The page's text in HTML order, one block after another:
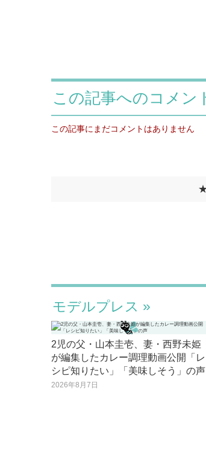
モデルプレス
2児の父・山本圭壱、妻・西野未姫
が編集したカレー調理動画公開「レ
シピ知りたい」「美味しそう」の声
2026年8月7日